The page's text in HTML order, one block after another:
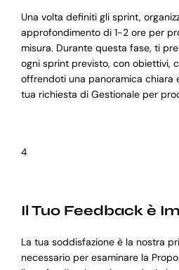
Una volta definiti gli sprint,
approfondimento di 1-2 ore per
misura. Durante questa fase, ti
ogni sprint previsto, con obiettivi,
offrendoti una panoramica chiara
tua richiesta di Gestionale per
4
Il Tuo Feedback è
La tua soddisfazione è la nostra
necessario per esaminare la